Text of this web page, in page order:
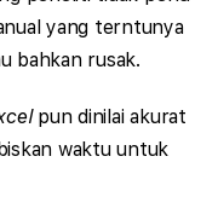
yang terntunya
bahkan rusak.
pun dinilai akurat
waktu untuk